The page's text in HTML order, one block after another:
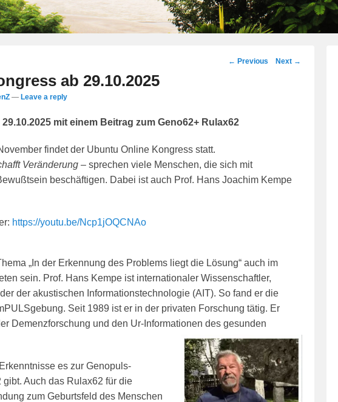
Post
← Previous Next →
ab 29.10.2025
— Leave a reply
mit einem Beitrag zum Geno62+ Rulax62
findet der Ubuntu Online Kongress statt.
Veränderung – sprechen viele Menschen, die sich mit
beschäftigen. Dabei ist auch Prof. Hans Joachim Kempe
https://youtu.be/Ncp1jOQCNAo
„In der Erkennung des Problems liegt die Lösung“ auch im
sein. Prof. Hans Kempe ist internationaler Wissenschaftler,
der akustischen Informationstechnologie (AIT). So fand er die
Seit 1989 ist er in der privaten Forschung tätig. Er
Demenzforschung und den Ur-Informationen des gesunden
es zur Genopuls-
Auch das Rulax62 für die
zum Geburtsfeld des Menschen